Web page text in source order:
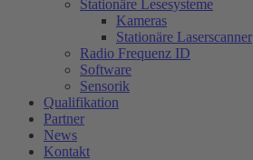
Stationäre Lesesysteme
Kameras
Stationäre Laserscanner
Radio Frequenz ID
Software
Sensorik
Qualifikation
Partner
News
Kontakt